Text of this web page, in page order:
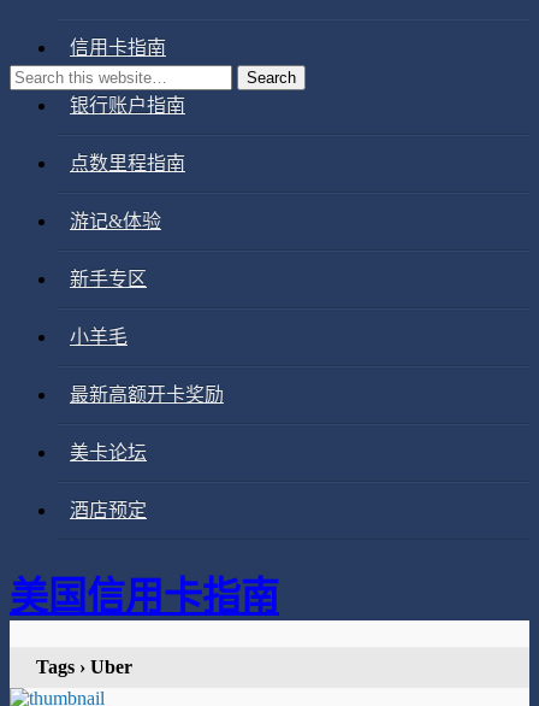
信用卡指南
银行账户指南
点数里程指南
游记&体验
新手专区
小羊毛
最新高额开卡奖励
美卡论坛
酒店预定
美国信用卡指南
Tags › Uber